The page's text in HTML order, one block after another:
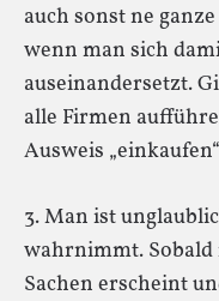
auch sonst ne
wenn man sich
auseinandersetzt.
alle Firmen
Ausweis
3. Man ist
wahrnimmt.
Sachen erscheint